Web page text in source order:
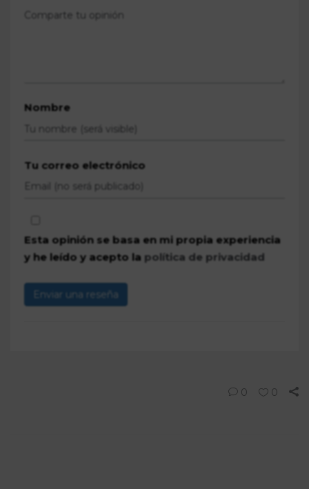
Nombre
Tu correo electrónico
Esta opinión se basa en mi propia experiencia
y he leído y acepto la política de privacidad
Enviar una reseña
0 0